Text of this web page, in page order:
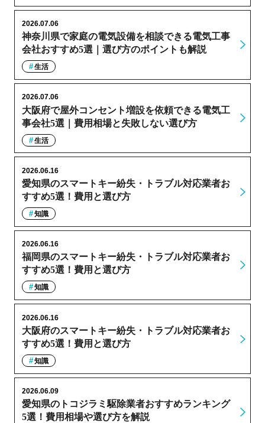
神奈川県で家庭の電気設備を相談できる電気工事
会社おすすめ5選｜選び方のポイントも解説
2026.07.06
生活
大阪府で屋外コンセント増設を依頼できる電気工
事会社5選｜費用相場と失敗しない選び方
2026.07.06
生活
愛知県のスマートキー紛失・トラブル対応業者お
すすめ5選！費用と選び方
2026.06.16
知識
福岡県のスマートキー紛失・トラブル対応業者お
すすめ5選！費用と選び方
2026.06.16
知識
大阪府のスマートキー紛失・トラブル対応業者お
すすめ5選！費用と選び方
2026.06.16
知識
愛知県のトコジラミ駆除業者おすすめランキング
5選！費用相場や選び方を解説
2026.06.09